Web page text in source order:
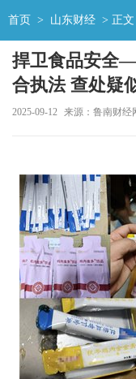
首页 > 山东财经 > 正文
捍卫食品安全
合执法 查处疑
2025-09-12 来源：鲁南财经